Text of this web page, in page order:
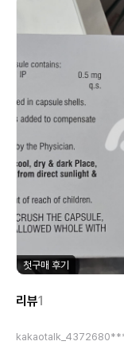
첫구매 후기
리뷰1